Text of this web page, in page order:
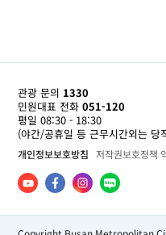
관광 문의 1330
민원대표 전화 051-120
평일 08:30 - 18:30
(야간/공휴일 등 근무시간외는 당
개인정보보호방침 저작권보호정책